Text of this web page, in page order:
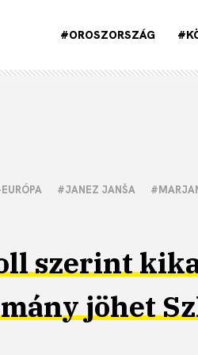
#OROSZORSZÁG
#JANEZ JANŠA
szerint
jöhet